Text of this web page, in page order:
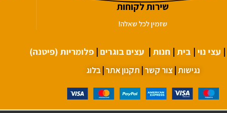
שירות לקוחות
שזמין לכל שאלה!
| עצי נוי | בית | חנות | עצים בוגרים |פלומריות (פיטנה)
נגישות |צור קשר תקנון אתר |בלוג